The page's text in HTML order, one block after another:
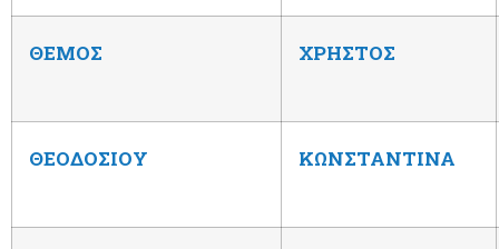
ΘΕΜΟΣ ΧΡΗΣΤΟΣ
ΘΕΟΔΟΣΙΟΥ ΚΩΝΣΤΑΝΤΙΝΑ